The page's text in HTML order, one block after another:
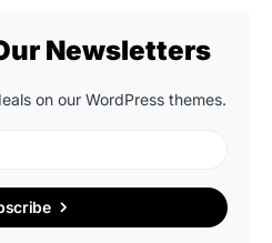
Newsletters
on our WordPress themes.